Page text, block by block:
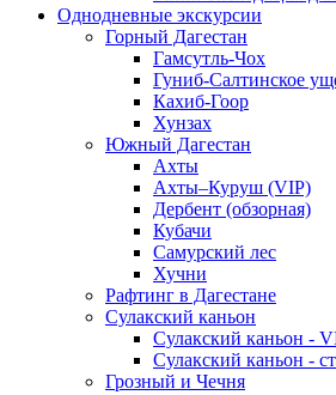
Однодневные экскурсии
Горный Дагестан
Гамсутль-Чох
Гуниб-Салтинское
Кахиб-Гоор
Хунзах
Южный Дагестан
Ахты
Ахты–Куруш (VIP)
Дербент (обзорная)
Кубачи
Самурский лес
Хучни
Рафтинг в Дагестане
Сулакский каньон
Сулакский каньон -
Сулакский каньон -
Грозный и Чечня